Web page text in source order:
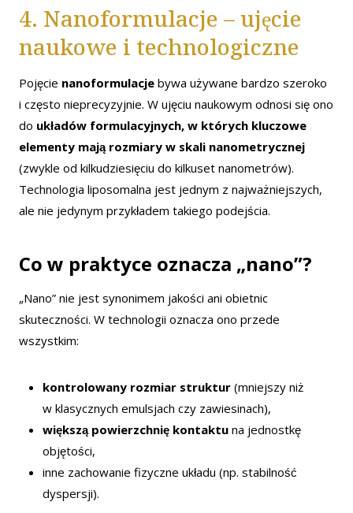
4. Nanoformulacje – ujęcie
naukowe i technologiczne
Pojęcie nanoformulacje bywa używane bardzo szeroko
i często nieprecyzyjnie. W ujęciu naukowym odnosi się ono
do układów formulacyjnych, w których kluczowe
elementy mają rozmiary w skali nanometrycznej
(zwykle od kilkudziesięciu do kilkuset nanometrów).
Technologia liposomalna jest jednym z najważniejszych,
ale nie jedynym przykładem takiego podejścia.
Co w praktyce oznacza „nano”?
„Nano” nie jest synonimem jakości ani obietnic
skuteczności. W technologii oznacza ono przede
wszystkim:
kontrolowany rozmiar struktur (mniejszy niż
w klasycznych emulsjach czy zawiesinach),
większą powierzchnię kontaktu na jednostkę
objętości,
inne zachowanie fizyczne układu (np. stabilność
dyspersji).